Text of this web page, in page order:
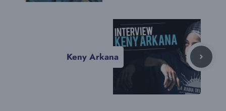
Keny Arkana